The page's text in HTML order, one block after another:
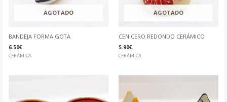
AGOTADO
BANDEJA FORMA GOTA
6.50€
CERÁMICA
AGOTADO
CENICERO REDONDO CERÁMICO
5.90€
CERÁMICA